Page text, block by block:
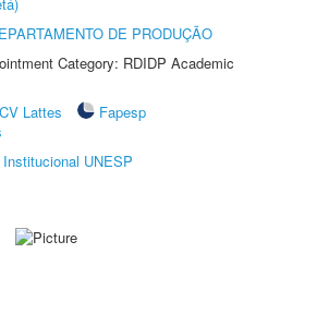
DE PRODUÇÃO
Category: RDIDP Academic
CV Lattes
Fapesp
UNESP